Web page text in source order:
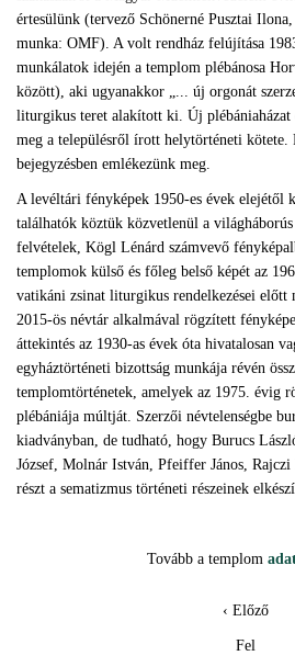
értesülünk (tervező Schönerné Pusztai
munka: OMF). A volt rendház felújítása
munkálatok idején a templom plébánosa
között), aki ugyanakkor „... új orgonát
liturgikus teret alakított ki. Új plébániaházat
meg a településről írott helytörténeti kötete.
bejegyzésben emlékezünk meg.
A levéltári fényképek 1950-es évek elejétől
találhatók köztük közvetlenül a
felvételek, Kögl Lénárd számvevő
templomok külső és főleg belső képét az
vatikáni zsinat liturgikus rendelkezései
2015-ös névtár alkalmával rögzített
áttekintés az 1930-as évek óta hivatalosan
egyháztörténeti bizottság munkája révén
templomtörténetek, amelyek az 1975. évig
plébániája múltját. Szerzői névtelenségbe
kiadványban, de tudható, hogy Burucs
József, Molnár István, Pfeiffer János,
részt a sematizmus történeti részeinek
Tovább a templom
‹ Előző
Fel